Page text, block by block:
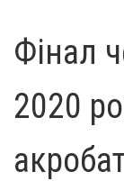
Фінал
2020